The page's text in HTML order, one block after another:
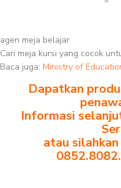
agen meja belajar
Cari meja kursi yang cocok
Baca juga: Ministry of
Dapatkan
Informasi
atau